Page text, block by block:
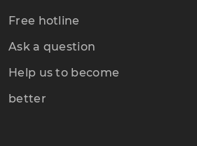
Free hotline
Ask a question
Help us to become
better